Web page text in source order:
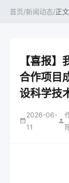
首页/新闻动态/正文
【喜报
合作项目
设科学技
2026-06-
11